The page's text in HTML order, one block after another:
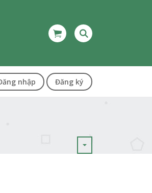
nhập Đăng ký